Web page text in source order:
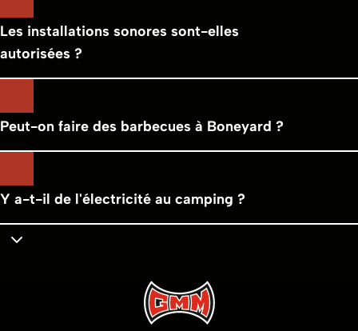
Les installations sonores sont-elles
autorisées ?
Peut-on faire des barbecues à Boneyard ?
Y a-t-il de l'électricité au camping ?